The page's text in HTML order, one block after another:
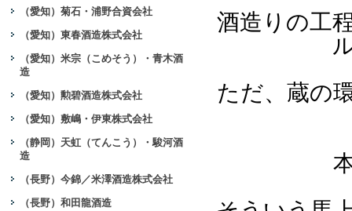
（愛知）菊石・浦野合資会社
（愛知）東春酒造株式会社
（愛知）米宗（こめそう）・青木酒
造
（愛知）勲碧酒造株式会社
（愛知）敷嶋・伊東株式会社
（静岡）天虹（てんこう）・駿河酒
造
（長野）今錦／米澤酒造株式会社
（長野）和田龍酒造
酒造りの工
ただ、蔵の